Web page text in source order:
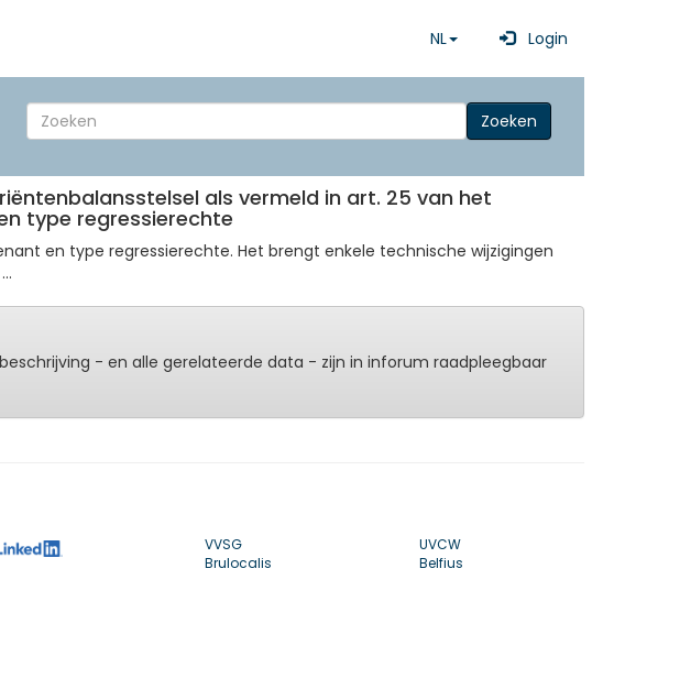
NL Login
Zoeken
als vermeld in art. 25 van het
type regressierechte
en type regressierechte. Het brengt enkele technische wijzigingen
- en alle gerelateerde data - zijn in inforum raadpleegbaar
VVSG
Brulocalis
UVCW
Belfius